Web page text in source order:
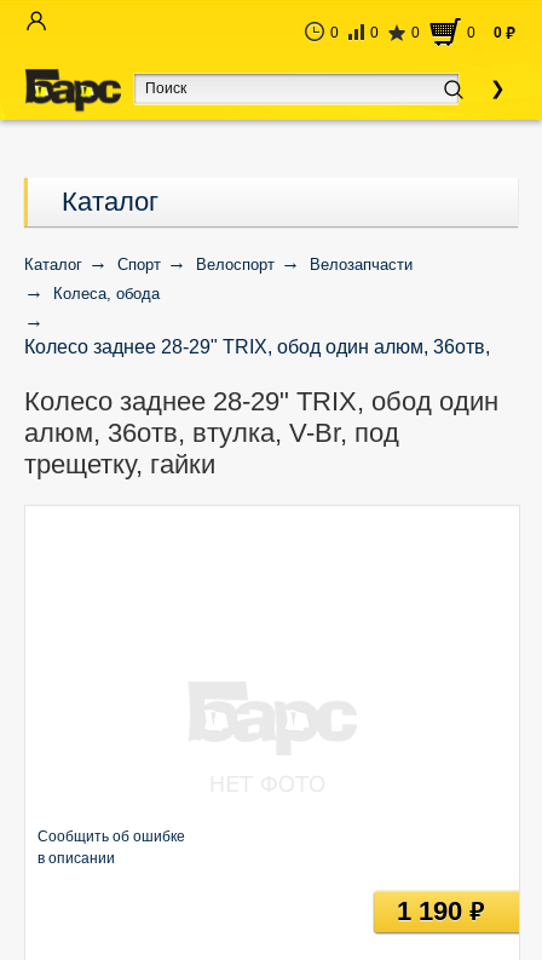
0 0 0 0 0 руб
Каталог
Каталог Спорт Велоспорт
Велозапчасти
Колеса, обода
Колесо заднее 28-29" TRIX, обод один алюм, 36отв,
Колесо заднее 28-29" TRIX, обод один
алюм, 36отв, втулка, V-Br, под
трещетку, гайки
Сообщить об ошибке
в описании
1 190руб